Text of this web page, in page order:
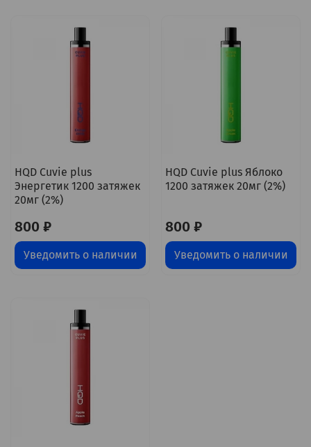
HQD Cuvie plus
Энергетик 1200 затяжек
20мг (2%)
800 ₽
Уведомить о наличии
HQD Cuvie plus Яблоко
1200 затяжек 20мг (2%)
800 ₽
Уведомить о наличии